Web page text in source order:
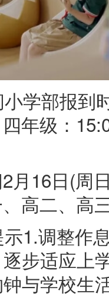
学部报到
年级：
月16日(周
高二、高
1.调整作
步适应上
与学校生